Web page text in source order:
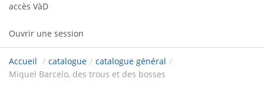
accès VàD
Ouvrir une session
Accueil / catalogue / catalogue général /
Miquel Barcelo, des trous et des bosses